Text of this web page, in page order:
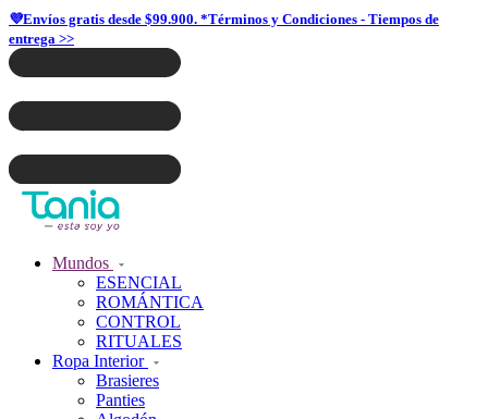
💜Envíos gratis desde $99.900. *Términos y Condiciones - Tiempos de
entrega >>
Mundos
ESENCIAL
ROMÁNTICA
CONTROL
RITUALES
Ropa Interior
Brasieres
Panties